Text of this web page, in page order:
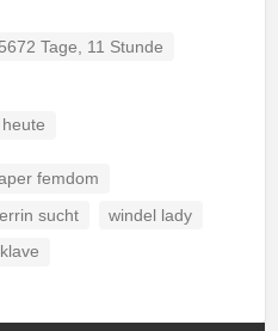
5672 Tage, 11 Stunde
femdom
sucht windel lady